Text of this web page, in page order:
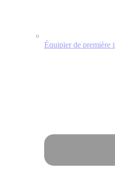
Équipier de première